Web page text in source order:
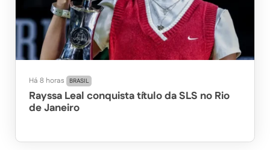
Há 8 horas BRASIL
Rayssa Leal conquista título da SLS no Rio
de Janeiro